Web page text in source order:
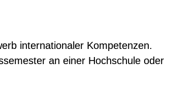
internationaler Kompetenzen.
an einer Hochschule oder